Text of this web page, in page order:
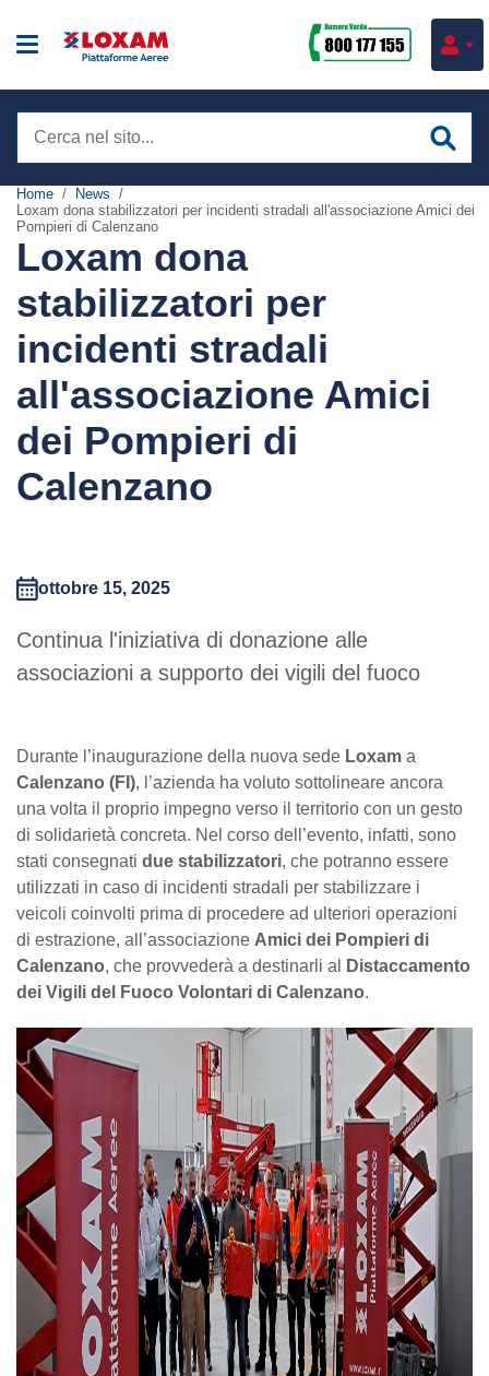
nel
sito
Noleggio piattaforme
Verticali
Articolate
Telescopiche
Ragni
Elevatori di persona
Autocarrate
Carrelli elevatori
Autocarri
Tutto per il cantiere
MOSTRA TUTTO
Formazione
Corsi attrezzature
Corsi sicurezza
Corsi IPAF
Corsi e-learning
MOSTRA TUTTO
Settori
Impianti tecnologici
Costruzioni
Industria
Eventi
Energie rinnovabili
Montaggi industriali
Smaltimento Amianto
Accesso rapido fino a 6 metri
MOSTRA TUTTO
Servizi
Consulenza Commerciale
Estero
Assistenza Tecnica
Servizio clienti
Osservatorio Sicurezza
Vendita DPI
Vendita piattaforme
MOSTRA TUTTO
Chi siamo
Lavora con noi
Certificazioni
Case studies
Trova una sede
my.Loxam
Home
News
Loxam dona stabilizzatori per incidenti stradali all'associazione Amici dei
Pompieri di Calenzano
Loxam dona
stabilizzatori per
incidenti stradali
all'associazione Amici
dei Pompieri di
Calenzano
ottobre 15, 2025
Continua l'iniziativa di donazione alle
associazioni a supporto dei vigili del fuoco
Durante l’inaugurazione della nuova sede Loxam a
Calenzano (FI), l’azienda ha voluto sottolineare ancora
una volta il proprio impegno verso il territorio con un gesto
di solidarietà concreta. Nel corso dell’evento, infatti, sono
stati consegnati due stabilizzatori, che potranno essere
utilizzati in caso di incidenti stradali per stabilizzare i
veicoli coinvolti prima di procedere ad ulteriori operazioni
di estrazione, all’associazione Amici dei Pompieri di
Calenzano, che provvederà a destinarli al
Distaccamento
dei Vigili del Fuoco Volontari di Calenzano.